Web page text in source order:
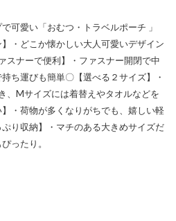
可愛い「おむつ・トラベルポーチ 」
・どこか懐かしい大人可愛いデザイン
スナーで便利】・ファスナー開閉で中
ち運びも簡単〇【選べる２サイズ】・
、Mサイズには着替えやタオルなどを
・荷物が多くなりがちでも、嬉しい軽
り収納】・マチのある大きめサイズだ
ったり。